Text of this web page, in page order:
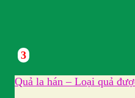
3
Quả la hán – Loại quả